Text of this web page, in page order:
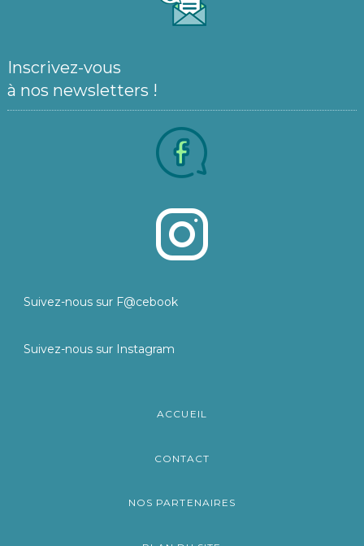
Inscrivez-vous
à nos newsletters !
Suivez-nous sur F@cebook
Suivez-nous sur Instagram
ACCUEIL
CONTACT
NOS PARTENAIRES